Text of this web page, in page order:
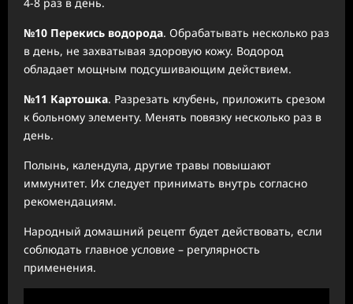
4-8 раз в день.
№10 Перекись водорода. Обрабатывать несколько раз
в день, не захватывая здоровую кожу. Водород
обладает мощным подсушивающим действием.
№11 Картошка. Разрезать клубень, приложить срезом
к больному элементу. Менять повязку несколько раз в
день.
Полынь, календула, другие травы повышают
иммунитет. Их следует принимать внутрь согласно
рекомендациям.
Народный домашний рецепт будет действовать, если
соблюдать главное условие – регулярность
применения.